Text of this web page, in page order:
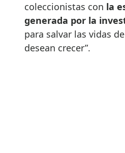
coleccionistas con la
generada por la
para salvar las vidas
desean crecer”.